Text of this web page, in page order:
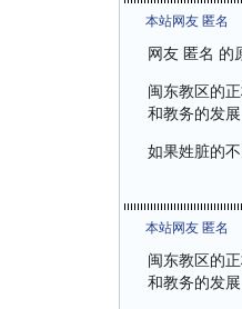
本站网友 匿名
网友 匿名 的
闽东教区的
和教务的发
如果姓脏的
本站网友 匿名
闽东教区的
和教务的发